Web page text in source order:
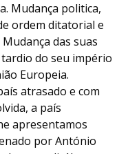
Mudança politica,
ordem ditatorial e
das suas
do seu império
Europeia.
atrasado e com
a país
apresentamos
por António